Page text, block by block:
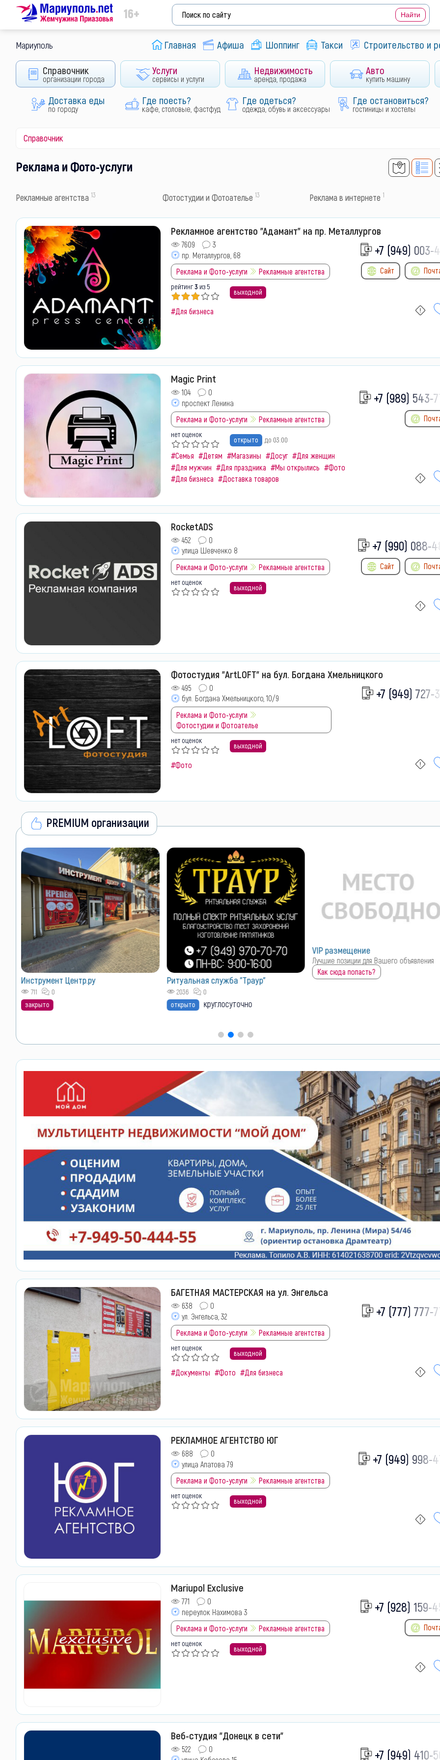
16+
Мариуполь Главная Афиша Шоппинг Такси Строительство и
Справочник
организации города
Услуги
сервисы и услуги
Недвижимость
аренда, продажа
Авто
купить машину
Доставка еды
по городу
Где поесть?
кафе, столовые, фастфуд
Где одеться?
одежда, обувь и аксессуары
Где остановиться?
гостиницы и хостелы
Справочник
Реклама и Фото-услуги
Рекламные агентства 13 Фотостудии и Фотоателье 13 Реклама в интернете 1
Рекламное агентство "Адамант" на пр. Металлургов
7609
3
пр. Металлургов, 68
Реклама и Фото-услуги
Рекламные агентства
+7 (949) 003-
Сайт
рейтинг3 из 5
выходной
#Для бизнеса
Magic Print
104
0
проспект Ленина
Реклама и Фото-услуги
Рекламные агентства
+7 (989) 543-
нет оценок
открыто до 03:00
#Семья #Детям #Магазины #Досуг #Для женщин
#Для мужчин #Для праздника #Мы открылись #Фото
#Для бизнеса #Доставка товаров
RocketADS
452
0
улица Шевченко 8
Реклама и Фото-услуги
Рекламные агентства
+7 (990) 088-
Сайт
нет оценок
выходной
Фотостудия "ArtLOFT" на бул. Богдана Хмельницкого
495
0
бул. Богдана Хмельницкого, 10/9
Реклама и Фото-услуги
Фотостудии и Фотоателье
+7 (949) 727-
нет оценок
выходной
#Фото
PREMIUM организации
Ритуальная служба "Траур"
2036
открыто
VIP размещение
Лучшие позиции для Вашего объявления
Как сюда попасть?
Похоронно-ритуальные услуги
БАГЕТНАЯ МАСТЕРСКАЯ на ул. Энгельса
638
0
ул. Энгельса, 32
Реклама и Фото-услуги
Рекламные агентства
+7 (777) 777-
нет оценок
выходной
#Документы #Фото #Для бизнеса
РЕКЛАМНОЕ АГЕНТСТВО ЮГ
688
0
улица Апатова 79
Реклама и Фото-услуги
Рекламные агентства
+7 (949) 998-
нет оценок
выходной
Mariupol Exclusive
771
0
переулок Нахимова 3
Реклама и Фото-услуги
Рекламные агентства
+7 (928) 159-
нет оценок
выходной
Веб-студия "Донецк в сети"
522
0
+7 (949) 410-